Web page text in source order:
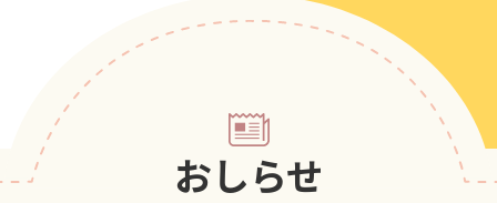
ポップアスリートカップ
おしらせ